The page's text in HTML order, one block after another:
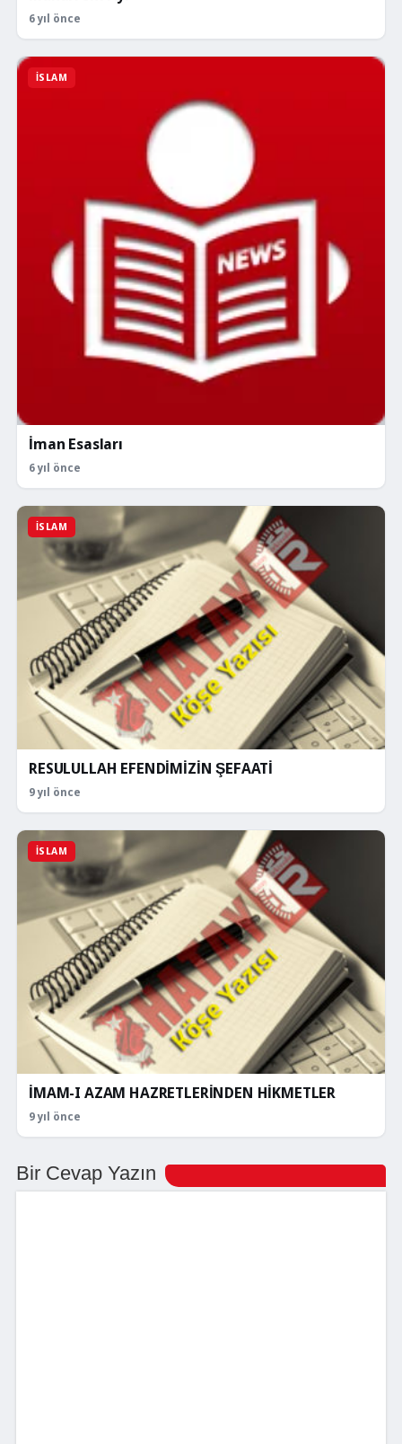
6 yıl önce
İSLAM
İman Esasları
6 yıl önce
İSLAM
RESULULLAH EFENDİMİZİN ŞEFAATİ
9 yıl önce
İSLAM
İMAM-I AZAM HAZRETLERİNDEN HİKMETLER
9 yıl önce
Bir Cevap Yazın